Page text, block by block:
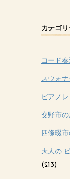
カテゴリ
コード奏
スウォ
ピアノ
交野市の
四條畷
大人の
(213)